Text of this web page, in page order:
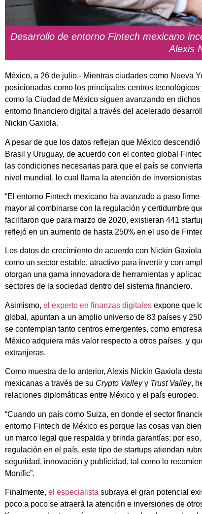
Desarrollo de entorno Fintech mexicano
Alexis
México, a 26 de julio.- Mientras ciudades como Nueva
posicionadas como los principales centros
como la Ciudad de México siguen avanzando en
entorno financiero digital a través del acelerado
Nickin Gaxiola.
A pesar de que los datos reflejan que México
Brasil y Uruguay, de acuerdo con el conteo global
las condiciones necesarias para que el país se
nivel mundial, lo cual llama la atención de
“El entorno Fintech mexicano ha avanzado a paso
mayor al combinarse con la regulación y certidumbre
facilitaron que para marzo de 2020, existieran 441
reflejó en un aumento de hasta 250% en el uso de
Los datos de crecimiento de acuerdo con Nickin
como un sector estable, atractivo para invertir y con
otorgan una gama innovadora de herramientas y
sectores de la sociedad dentro del sistema financiero.
Asimismo, el experto en finanzas digitales expone que
global, apuntan a un amplio universo de 83 países y
se contemplan tanto centros emergentes, como
México adquiera más valor respecto a otros países, y
extranjeras.
Como muestra de lo anterior, Alexis Nickin Gaxiola
mexicanas a través de su Crypto Valleyy Trust Valley,
relaciones diplomáticas entre México y el país europeo.
“Cuando un país como Suiza, en donde el sector
entorno Fintech de México es porque las cosas van
un marco legal que respalda y brinda garantías; por
regulación en el país, este tipo de startups atiendan
seguridad, innovación y publicidad, tal como lo
Monific”.
Finalmente, el especialista subraya el gran potencial
poco a poco se atraerá la atención e inversiones de